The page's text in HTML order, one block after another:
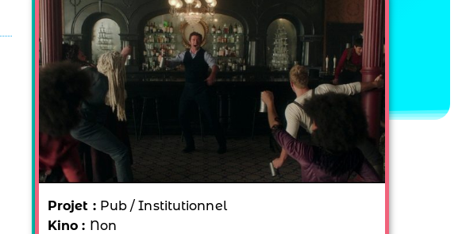
Projet : Pub / Institutionnel
Kino : Non